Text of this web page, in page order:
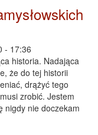
- 17:36
historia. Nadająca
że do tej historii
drążyć tego
zrobić. Jestem
nigdy nie doczekam